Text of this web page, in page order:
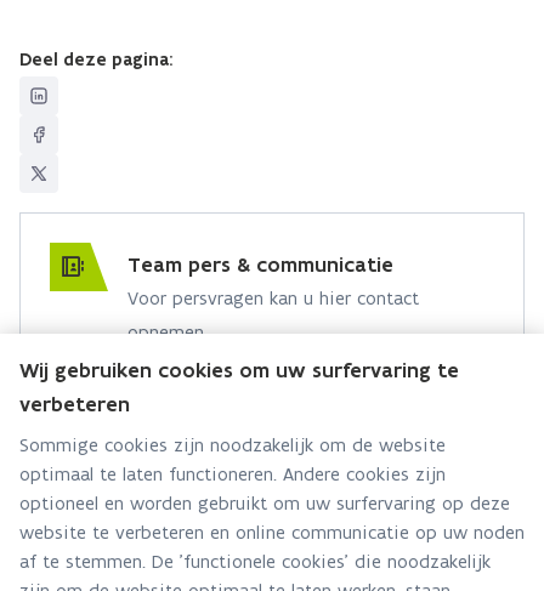
Deel deze pagina:
Team pers & communicatie
Voor persvragen kan u hier contact
opnemen.
Hebt u een persvraag? Stel ze hier:
Via contact formulier
Alle contactgegevens
Adres
Stationsstraat 110
Wij gebruiken cookies om uw surfervaring te
verbeteren
Sommige cookies zijn noodzakelijk om de website
optimaal te laten functioneren. Andere cookies zijn
optioneel en worden gebruikt om uw surfervaring op deze
website te verbeteren en online communicatie op uw noden
af te stemmen. De 'functionele cookies' die noodzakelijk